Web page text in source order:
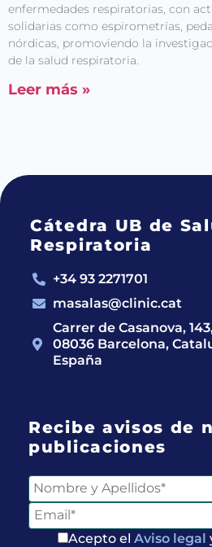
enfermedades respiratorias, con
solidarias como espirometrías,
nórdicas, promoviendo la
de la salud respiratoria.
Leer más »
Cátedra UB de
Respiratoria
+34 93 2271701
masalas@clinic.cat
Carrer de Casanova,
08036 Barcelona,
España
Recibe avisos de
publicaciones
Acepto el Aviso legal